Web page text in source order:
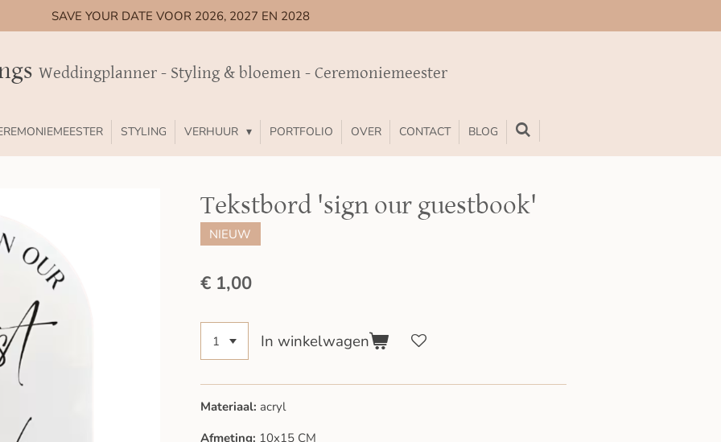
SAVE YOUR DATE VOOR 2026, 2027 EN 2028
Weddingplanner - Styling & bloemen - Ceremoniemeester
STYLING VERHUUR PORTFOLIO OVER CONTACT BLOG
Tekstbord 'sign our guestbook'
NIEUW
€ 1,00
In winkelwagen
Materiaal: acryl
Afmeting: 10x15 CM